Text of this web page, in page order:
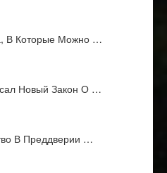
В Которые Можно …
Новый Закон О …
В Преддверии …